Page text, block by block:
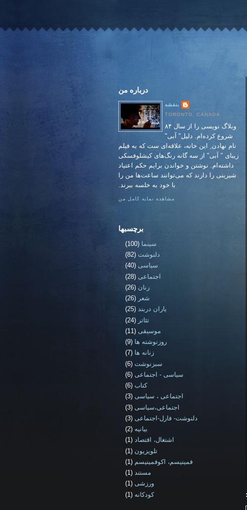
درباره من
بنفشه
TORONTO, CANADA
وبلاگ نویسی را از سال ۸۴
شروع کرده‌ام. دلیل" آبی"
نام نهادن ِ این خانه، علاقه‌ای ست که به فیلم
زیبای " آبی" از سه گانه رنگ‌های کیشلوفسکی
داشته‌ام. نوشتن و خواندن برایم حکم اعتیاد
شیرینی را دارند که می‌توانند ساعت‌ها من را
با خود به خلسه ببرند.
مشاهده نمایه کامل من
برچسبها
سینما (100)
دلنوشت (82)
سیاسی (40)
اجتماعی (28)
زنان (26)
شعر (26)
یاران دربند (25)
تئاتر (24)
موسیقی (11)
روزنوشته ها (9)
زنانه ها (7)
سبزنوشت (6)
سیاسی - اجتماعی (6)
کتاب (6)
اجتماعی ، سیاسی (3)
اجتماعی،سیاسی (3)
دلنوشت- فارل-اجتماعی (3)
بیانیه (2)
اشتغال، اقتصاد (1)
تلویزیون (1)
فمینیسم، اکوفمینیسم (1)
مستند (1)
ورزشی (1)
کودکانه (1)